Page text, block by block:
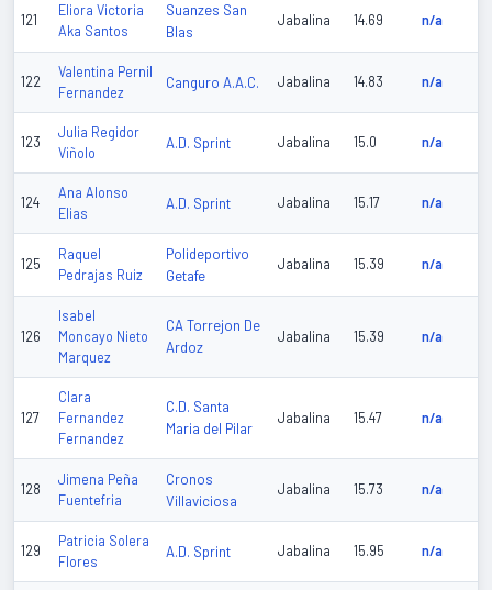
121
Eliora Victoria
Aka Santos
Suanzes San
Blas
Jabalina 14.69 n/a
122
Valentina Pernil
Fernandez
Canguro A.A.C. Jabalina 14.83 n/a
123
Julia Regidor
Viñolo
A.D. Sprint Jabalina 15.0 n/a
124
Ana Alonso
Elias
A.D. Sprint Jabalina 15.17 n/a
125
Raquel
Pedrajas Ruiz
Polideportivo
Getafe
Jabalina 15.39 n/a
126
Isabel
Moncayo Nieto
Marquez
CA Torrejon De
Ardoz
Jabalina 15.39 n/a
127
Clara
Fernandez
Fernandez
C.D. Santa
Maria del Pilar
Jabalina 15.47 n/a
128
Jimena Peña
Fuentefria
Cronos
Villaviciosa
Jabalina 15.73 n/a
129
Patricia Solera
Flores
A.D. Sprint Jabalina 15.95 n/a